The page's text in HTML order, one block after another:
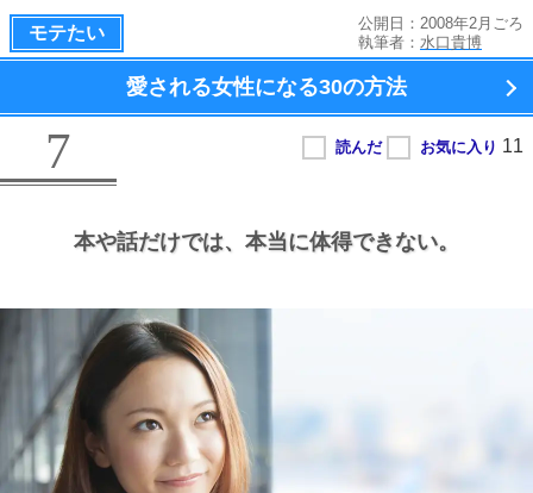
モテたい
公開日：2008年2月ごろ
執筆者： 水口貴博
愛される女性になる30の方法
7
本や話だけでは、 本当に体得できない。